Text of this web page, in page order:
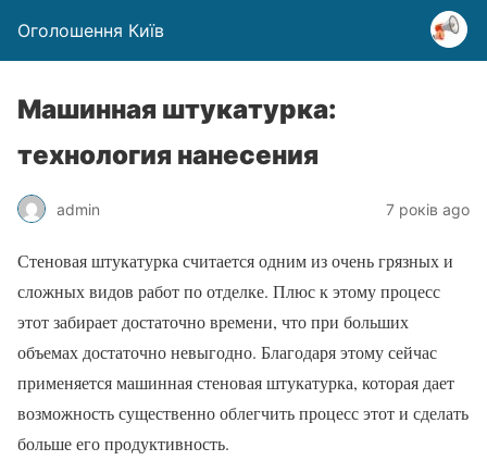
Оголошення Київ
Машинная штукатурка:
технология нанесения
admin 7 років ago
Стеновая штукатурка считается одним из очень грязных и
сложных видов работ по отделке. Плюс к этому процесс
этот забирает достаточно времени, что при больших
объемах достаточно невыгодно. Благодаря этому сейчас
применяется машинная стеновая штукатурка, которая дает
возможность существенно облегчить процесс этот и сделать
больше его продуктивность.